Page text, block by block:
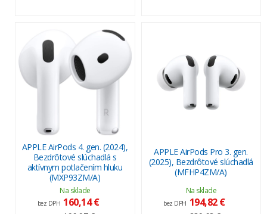
APPLE AirPods 4. gen. (2024),
Bezdrôtové slúchadlá s
aktívnym potlačením hluku
(MXP93ZM/A)
Na sklade
bez DPH 160,14 €
APPLE AirPods Pro 3. gen.
(2025), Bezdrôtové slúchadlá
(MFHP4ZM/A)
Na sklade
bez DPH 194,82 €